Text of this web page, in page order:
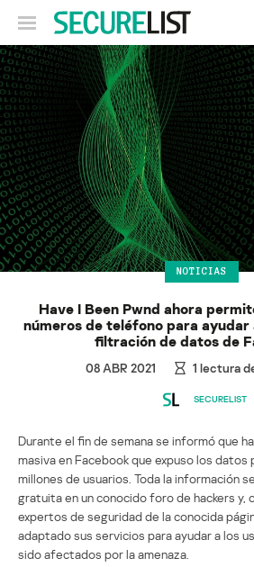
NOTICIAS
Have I Been Pwnd ahora
números de teléfono para ayudar
filtración de datos de
08 ABR 2021 1 lectura
SECURELIST
Durante el fin de semana se informó que
masiva en Facebook que expuso los datos
millones de usuarios. Toda la información
gratuita en un conocido foro de hackers y,
expertos de seguridad de la conocida
adaptado sus servicios para ayudar a los
sido afectados por la amenaza.